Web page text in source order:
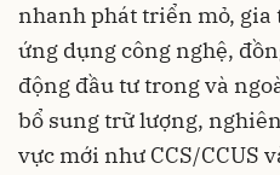
nhanh phát triển mỏ, gia
ứng dụng công nghệ,
động đầu tư trong và
bổ sung trữ lượng,
vực mới như CCS/CCUS